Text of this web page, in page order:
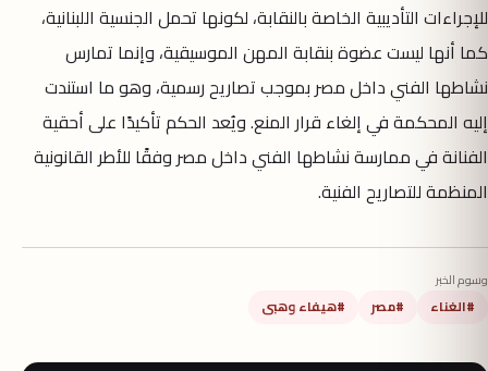
للإجراءات التأديبية الخاصة بالنقابة، لكونها تحمل الجنسية اللبنانية،
كما أنها ليست عضوة بنقابة المهن الموسيقية، وإنما تمارس
نشاطها الفني داخل مصر بموجب تصاريح رسمية، وهو ما استندت
إليه المحكمة في إلغاء قرار المنع. ويُعد الحكم تأكيدًا على أحقية
الفنانة في ممارسة نشاطها الفني داخل مصر وفقًا للأطر القانونية
المنظمة للتصاريح الفنية.
وسوم الخبر
#الغناء #مصر #هيفاء وهبى